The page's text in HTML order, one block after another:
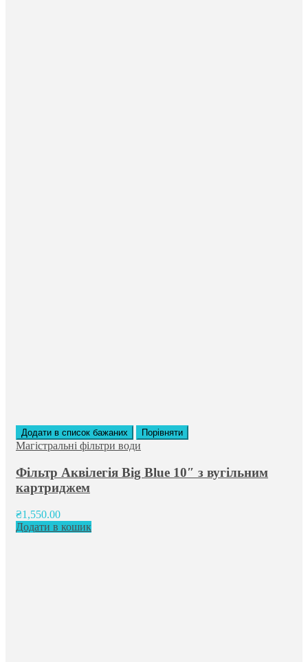
Додати в список бажаних Порівняти
Магістральні фільтри води
Фільтр Аквілегія Big Blue 10″ з вугільним
картриджем
₴1,550.00
Додати в кошик